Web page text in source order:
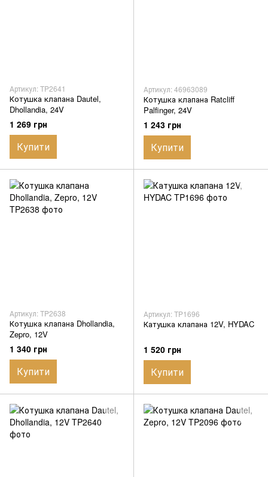
Артикул: TP2641
Котушка клапана Dautel,
Dhollandia, 24V
1 269 грн
Купити
Артикул: 46963089
Котушка клапана Ratcliff
Palfinger, 24V
1 243 грн
Купити
Артикул: TP2638
Котушка клапана Dhollandia,
Zepro, 12V
1 340 грн
Купити
Артикул: TP1696
Катушка клапана 12V, HYDAC
1 520 грн
Купити